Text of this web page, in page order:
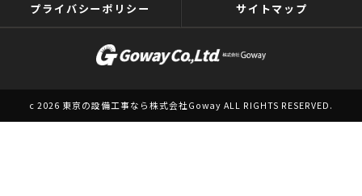
プライバシーポリシー サイトマップ
c 2026 東京の設備工事なら株式会社Goway ALL RIGHTS RESERVED.